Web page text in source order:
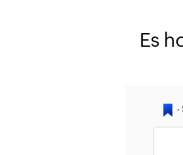
Es